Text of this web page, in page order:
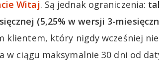
Witaj. Są jednak ograniczenia:
(5,25% w wersji 3-
klientem, który nigdy wcześniej
w ciągu maksymalnie 30 dni od